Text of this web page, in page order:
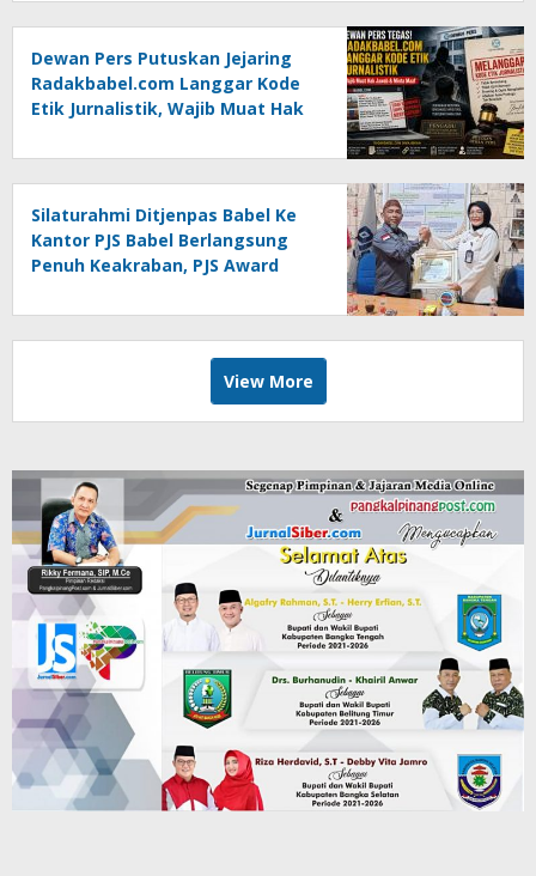
Dewan Pers Putuskan Jejaring
Radakbabel.com Langgar Kode
Etik Jurnalistik, Wajib Muat Hak
Silaturahmi Ditjenpas Babel Ke
Kantor PJS Babel Berlangsung
Penuh Keakraban, PJS Award
Agustina
View More